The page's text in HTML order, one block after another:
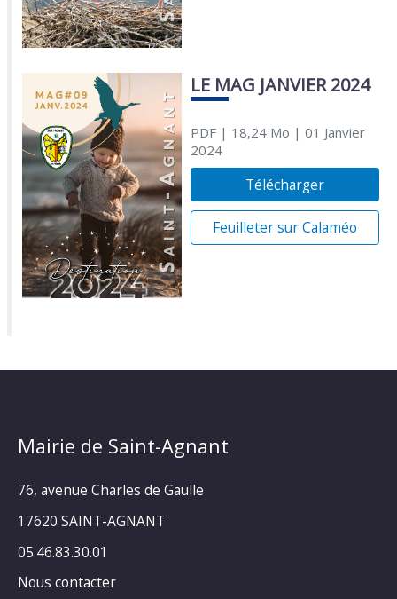
LE MAG JANVIER 2024
PDF| 18,24 Mo | 01 Janvier
2024
Télécharger
Feuilleter sur Calaméo
Mairie de Saint-Agnant
76, avenue Charles de Gaulle
17620 SAINT-AGNANT
05.46.83.30.01
Nous contacter